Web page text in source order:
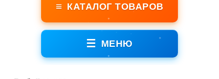
≡ КАТАЛОГ ТОВАРОВ
☰ МЕНЮ